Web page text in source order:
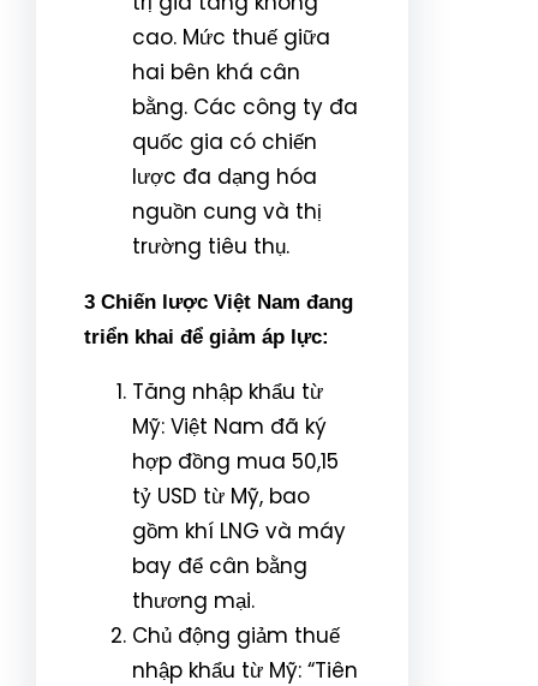
cao. Mức thuế giữa
hai bên khá cân
bằng. Các công ty đa
quốc gia có chiến
lược đa dạng hóa
nguồn cung và thị
trường tiêu thụ.
3 Chiến lược Việt Nam đang
triển khai để giảm áp lực:
Tăng nhập khẩu từ
Mỹ: Việt Nam đã ký
hợp đồng mua 50,15
tỷ USD từ Mỹ, bao
gồm khí LNG và máy
bay để cân bằng
thương mại.
Chủ động giảm thuế
nhập khẩu từ Mỹ: “Tiên